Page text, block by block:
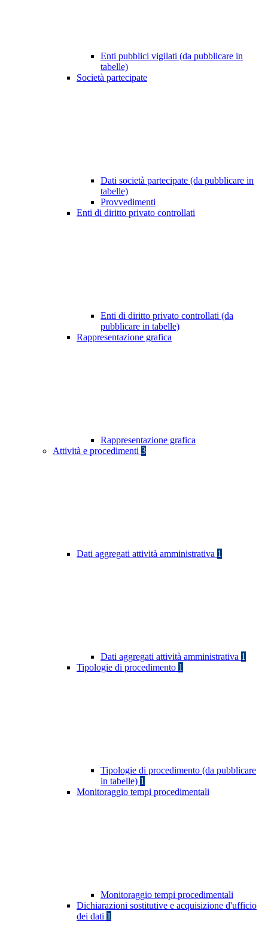
Enti pubblici vigilati (da pubblicare in
tabelle)
Società partecipate
Dati società partecipate (da pubblicare in
tabelle)
Provvedimenti
Enti di diritto privato controllati
Enti di diritto privato controllati (da
pubblicare in tabelle)
Rappresentazione grafica
Rappresentazione grafica
Attività e procedimenti 3
Dati aggregati attività amministrativa 1
Dati aggregati attività amministrativa 1
Tipologie di procedimento 1
Tipologie di procedimento (da pubblicare
in tabelle) 1
Monitoraggio tempi procedimentali
Monitoraggio tempi procedimentali
Dichiarazioni sostitutive e acquisizione d'ufficio
dei dati 1